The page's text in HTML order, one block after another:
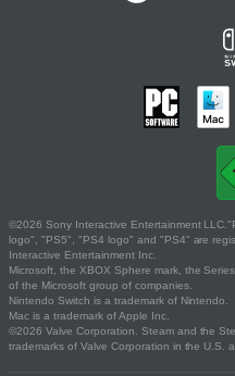
©2026 Sony Interactive Entertainment
logo", "PS5", "PS4 logo" and "PS4" are
Interactive Entertainment Inc.
Microsoft, the XBOX Sphere mark, the
of the Microsoft group of companies.
Nintendo Switch is a trademark of Nintendo.
Mac is a trademark of Apple Inc.
©2026 Valve Corporation. Steam and the
trademarks of Valve Corporation in the U.S.